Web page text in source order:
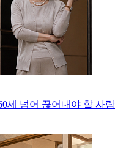
세 넘어 끊어내야 할 사람